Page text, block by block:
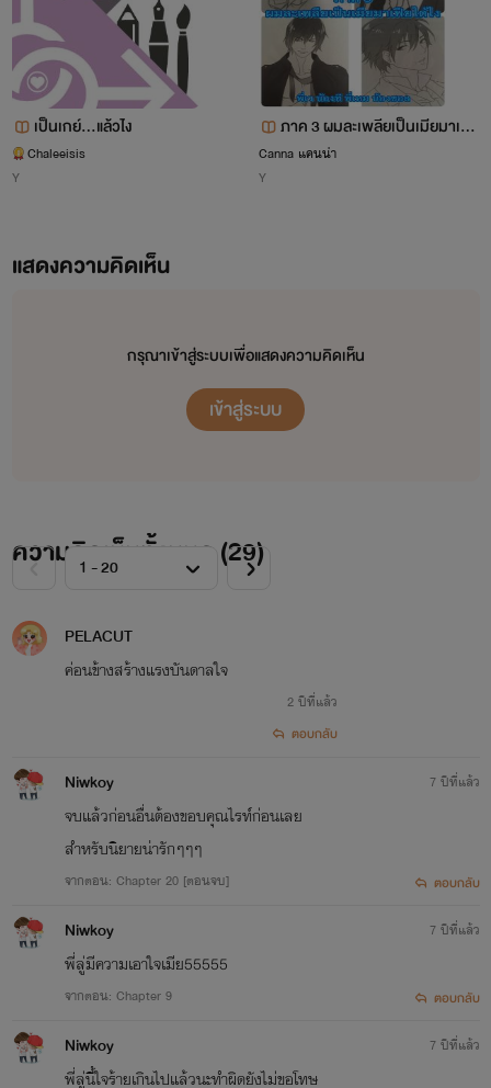
เป็นเกย์...แล้วไง
Chaleeisis
Y
ภาค 3 ผมละเพลียเป็นเมียมาเฟี
ยได้ยังไง
Canna แคนน่า
Y
แสดงความคิดเห็น
กรุณาเข้าสู่ระบบเพื่อแสดงความคิดเห็น
เข้าสู่ระบบ
ความคิดเห็นทั้งหมด (29)
PELACUT
ค่อนข้างสร้างแรงบันดาลใจ
2 ปีที่แล้ว
ตอบกลับ
Niwkoy
จบแล้วก่อนอื่นต้องขอบคุณไรท์ก่อนเลย
สำหรับนิยายน่ารักๆๆๆ
จากตอน: Chapter 20 [ตอนจบ]
7 ปีที่แล้ว
ตอบกลับ
Niwkoy
พี่ลู่มีความเอาใจเมีย55555
จากตอน: Chapter 9
7 ปีที่แล้ว
ตอบกลับ
Niwkoy
พี่ลู่นี้ใจร้ายเกินไปแล้วนะทำผิดยังไม่ขอโทษ
7 ปีที่แล้ว